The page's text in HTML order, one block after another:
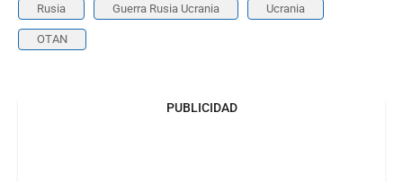
Rusia Guerra Rusia Ucrania Ucrania
OTAN
PUBLICIDAD